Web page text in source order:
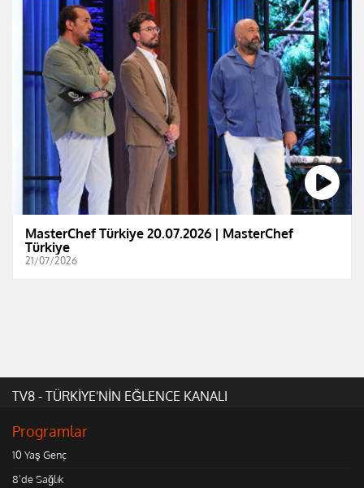
MasterChef Türkiye 20.07.2026 | MasterChef
Türkiye
21/07/2026
TV8 - TÜRKİYE'NİN EĞLENCE KANALI
Programlar
10 Yaş Genç
8'de Sağlık